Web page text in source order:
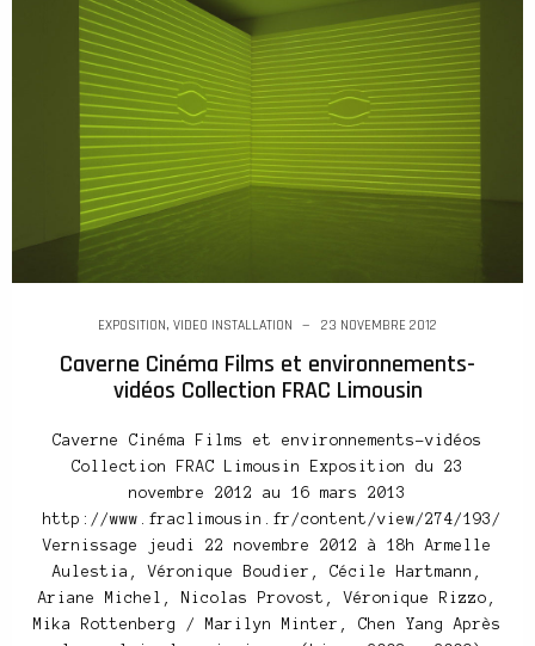
EXPOSITION, VIDEO INSTALLATION 23 NOVEMBRE 2012
Caverne Cinéma Films et environnements-
vidéos Collection FRAC Limousin
Caverne Cinéma Films et environnements-vidéos
Collection FRAC Limousin Exposition du 23
novembre 2012 au 16 mars 2013
http://www.fraclimousin.fr/content/view/274/193/
Vernissage jeudi 22 novembre 2012 à 18h Armelle
Aulestia, Véronique Boudier, Cécile Hartmann,
Ariane Michel, Nicolas Provost, Véronique Rizzo,
Mika Rottenberg / Marilyn Minter, Chen Yang Après